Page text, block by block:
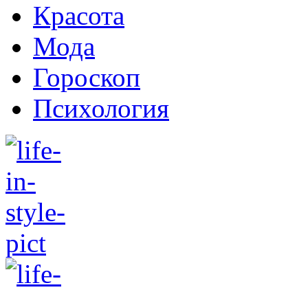
Красота
Мода
Гороскоп
Психология